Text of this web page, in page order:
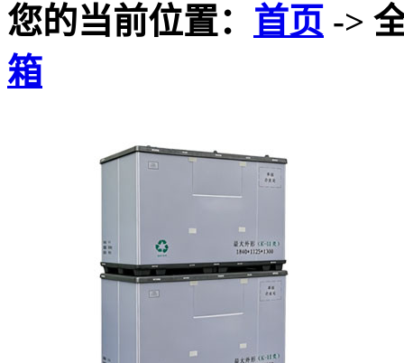
您的当前位置： 首页 ->
箱